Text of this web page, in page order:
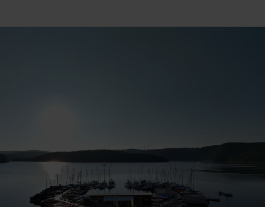
bevorzugten Bootstyp reservieren. All jene, die lieber
mit dem eigenen Bötchen unterwegs sind, finden im
zugehörigen Boots-Shop außerdem das passende
Zubehör.